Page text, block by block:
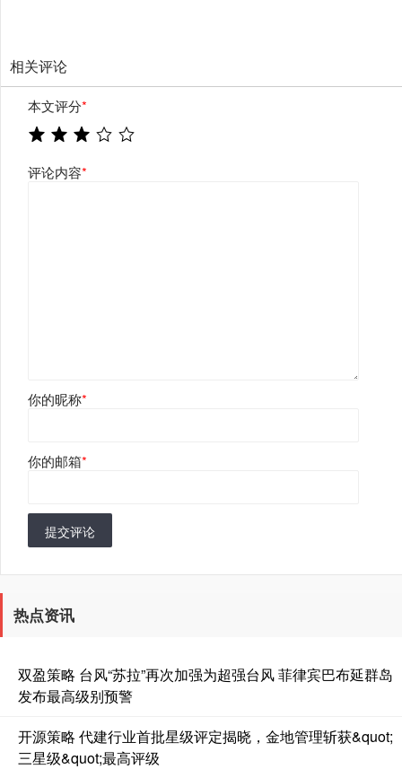
相关评论
本文评分*
评论内容*
你的昵称*
你的邮箱*
提交评论
热点资讯
双盈策略 台风“苏拉”再次加强为超强台风 菲律宾巴布延群岛
发布最高级别预警
开源策略 代建行业首批星级评定揭晓，金地管理斩获&quot;
三星级&quot;最高评级